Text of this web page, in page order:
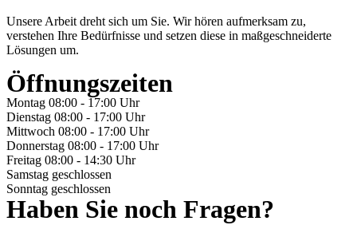
Unsere Arbeit dreht sich um Sie. Wir hören aufmerksam zu,
verstehen Ihre Bedürfnisse und setzen diese in maßgeschneiderte
Lösungen um.
Öffnungszeiten
Montag 08:00 - 17:00 Uhr
Dienstag 08:00 - 17:00 Uhr
Mittwoch 08:00 - 17:00 Uhr
Donnerstag 08:00 - 17:00 Uhr
Freitag 08:00 - 14:30 Uhr
Samstag geschlossen
Sonntag geschlossen
Haben Sie noch Fragen?